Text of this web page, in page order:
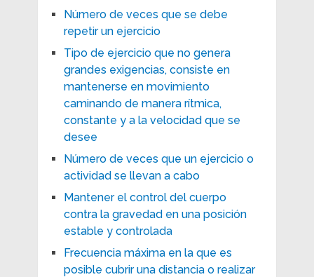
Número de veces que se debe
repetir un ejercicio
Tipo de ejercicio que no genera
grandes exigencias, consiste en
mantenerse en movimiento
caminando de manera rítmica,
constante y a la velocidad que se
desee
Número de veces que un ejercicio o
actividad se llevan a cabo
Mantener el control del cuerpo
contra la gravedad en una posición
estable y controlada
Frecuencia máxima en la que es
posible cubrir una distancia o realizar